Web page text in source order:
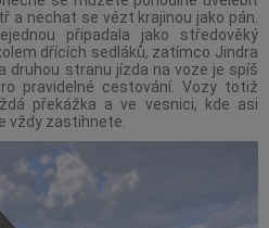
a nechat se vézt krajinou jako pán.
připadala jako středověký
dřících sedláků, zatímco Jindra
druhou stranu jízda na voze je spíš
pravidelné cestování. Vozy totiž
překážka a ve vesnici, kde asi
vždy zastihnete.